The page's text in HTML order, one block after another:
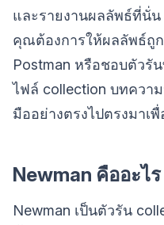
และรายงานผลลัพธ์ที่นั่
คุณต้องการให้ผลลัพธ์ถู
Postman หรือชอบตัวรั
ไฟล์ collection บทความ
มืออย่างตรงไปตรงมา
Newman คืออะไร
Newman เป็นตัวรัน